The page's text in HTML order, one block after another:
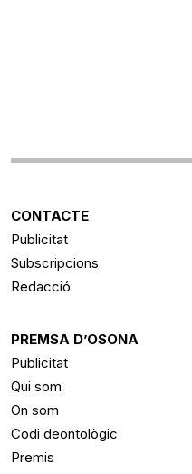
CONTACTE
Publicitat
Subscripcions
Redacció
PREMSA D’OSONA
Publicitat
Qui som
On som
Codi deontològic
Premis